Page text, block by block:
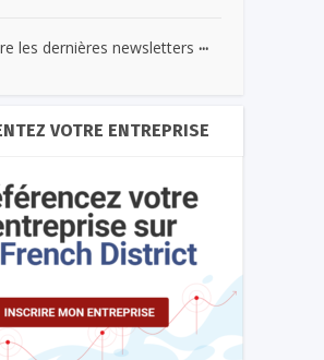
les dernières newsletters ...
VOTRE ENTREPRISE